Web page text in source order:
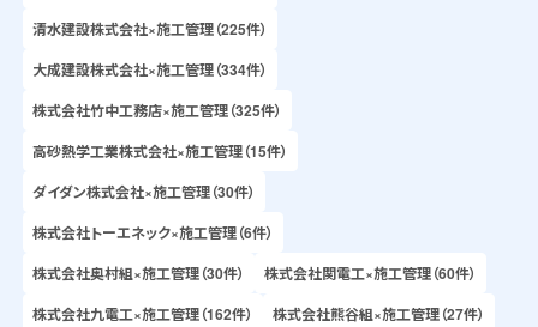
清水建設株式会社×施工管理（225件）
大成建設株式会社×施工管理（334件）
株式会社竹中工務店×施工管理（325件）
高砂熱学工業株式会社×施工管理（15件）
ダイダン株式会社×施工管理（30件）
株式会社トーエネック×施工管理（6件）
株式会社奥村組×施工管理（30件）
株式会社関電工×施工管理（60件）
株式会社九電工×施工管理（162件）
株式会社熊谷組×施工管理（27件）